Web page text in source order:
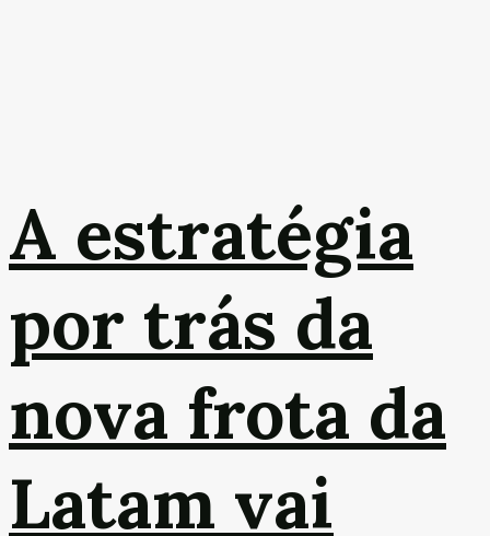
A estratégia
por trás da
nova frota da
Latam vai